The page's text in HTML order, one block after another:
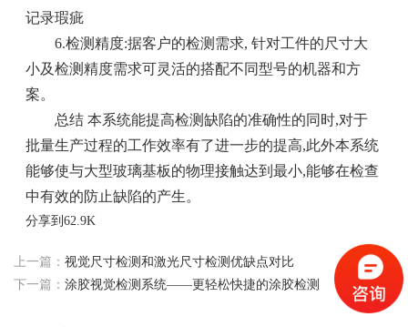
记录瑕疵
6.检测精度:据客户的检测需求, 针对工件的尺寸大
小及检测精度需求可灵活的搭配不同型号的机器和方
案。
总结 本系统能提高检测缺陷的准确性的同时,对于
批量生产过程的工作效率有了进一步的提高,此外本系统
能够使与大型玻璃基板的物理接触达到最小,能够在检查
中有效的防止缺陷的产生。
分享到62.9K
上一篇： 视觉尺寸检测和激光尺寸检测优缺点对比
下一篇： 涂胶视觉检测系统——更轻松快捷的涂胶检测